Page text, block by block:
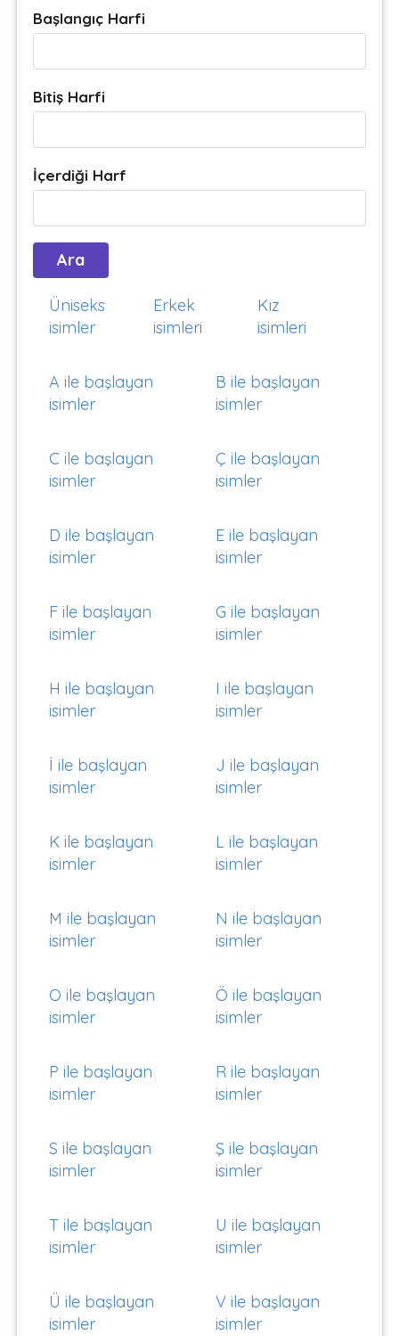
Başlangıç Harfi
Bitiş Harfi
İçerdiği Harf
Üniseks
isimler
Erkek
isimleri
Kız
isimleri
A ile başlayan
isimler
B ile başlayan
isimler
C ile başlayan
isimler
Ç ile başlayan
isimler
D ile başlayan
isimler
E ile başlayan
isimler
F ile başlayan
isimler
G ile başlayan
isimler
H ile başlayan
isimler
I ile başlayan
isimler
İ ile başlayan
isimler
J ile başlayan
isimler
K ile başlayan
isimler
L ile başlayan
isimler
M ile başlayan
isimler
N ile başlayan
isimler
O ile başlayan
isimler
Ö ile başlayan
isimler
P ile başlayan
isimler
R ile başlayan
isimler
S ile başlayan
isimler
Ş ile başlayan
isimler
T ile başlayan
isimler
U ile başlayan
isimler
Ü ile başlayan
isimler
V ile başlayan
isimler